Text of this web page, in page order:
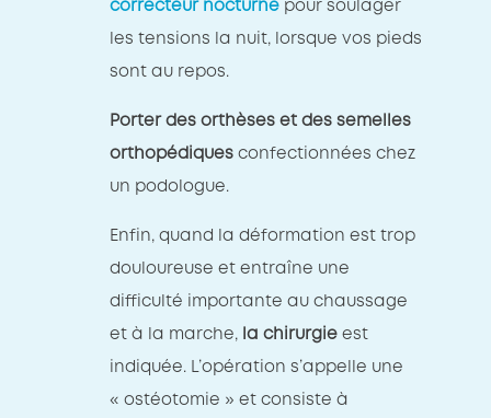
correcteur nocturnepour soulager
les tensions la nuit, lorsque vos pieds
sont au repos.
Porter des orthèses et des semelles
orthopédiquesconfectionnées chez
un podologue.
Enfin, quand la déformation est trop
douloureuse et entraîne une
difficulté importante au chaussage
et à la marche, la chirurgieest
indiquée. L’opération s’appelle une
« ostéotomie » et consiste à